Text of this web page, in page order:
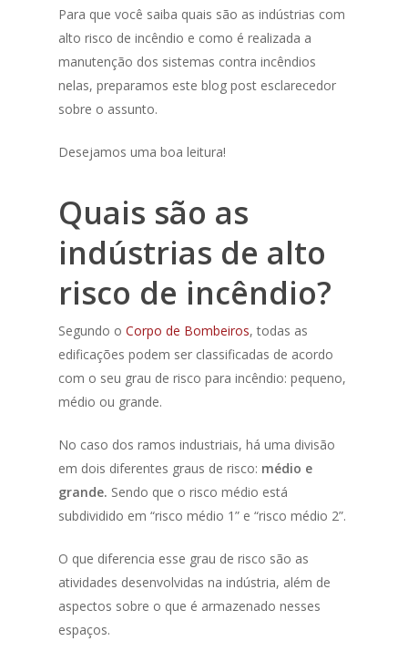
Para que você saiba quais são as indústrias com
alto risco de incêndio e como é realizada a
manutenção dos sistemas contra incêndios
nelas, preparamos este blog post esclarecedor
sobre o assunto.
Desejamos uma boa leitura!
Quais são as
indústrias de alto
risco de incêndio?
Segundo o Corpo de Bombeiros, todas as
edificações podem ser classificadas de acordo
com o seu grau de risco para incêndio: pequeno,
médio ou grande.
No caso dos ramos industriais, há uma divisão
em dois diferentes graus de risco: médio e
grande. Sendo que o risco médio está
subdividido em “risco médio 1” e “risco médio 2”.
O que diferencia esse grau de risco são as
atividades desenvolvidas na indústria, além de
aspectos sobre o que é armazenado nesses
espaços.